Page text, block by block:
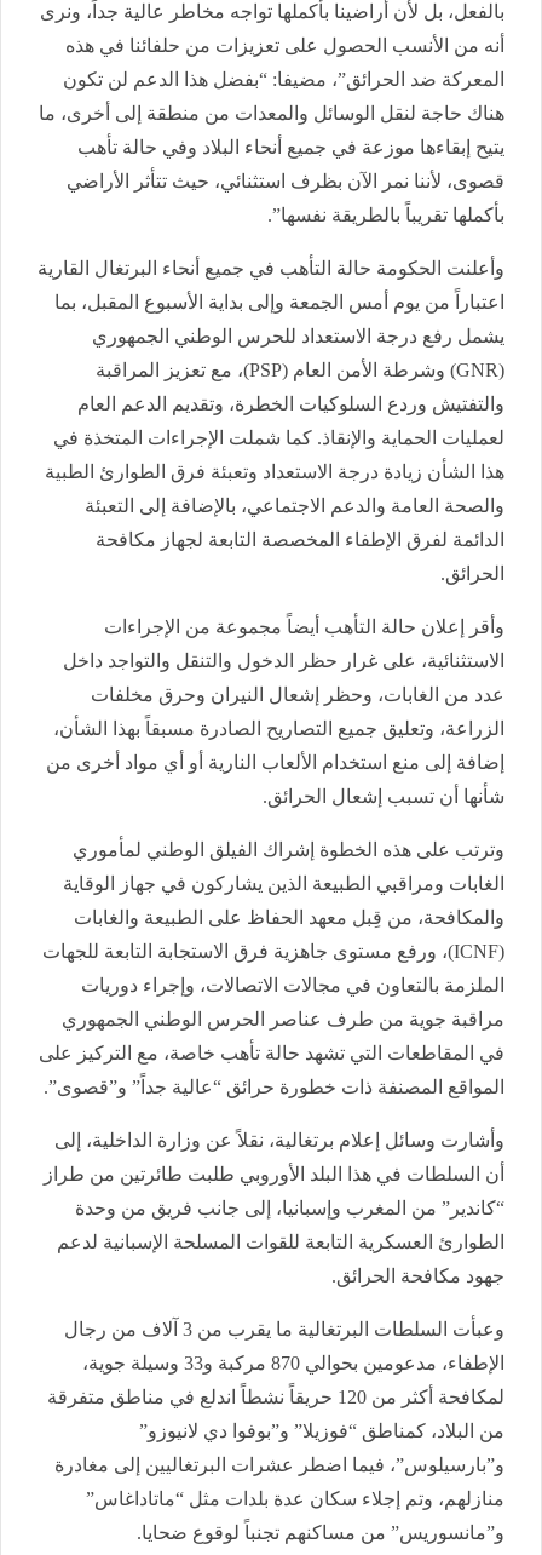
بالفعل، بل لأن أراضينا بأكملها تواجه مخاطر عالية جداً، ونرى
أنه من الأنسب الحصول على تعزيزات من حلفائنا في هذه
المعركة ضد الحرائق”، مضيفا: “بفضل هذا الدعم لن تكون
هناك حاجة لنقل الوسائل والمعدات من منطقة إلى أخرى، ما
يتيح إبقاءها موزعة في جميع أنحاء البلاد وفي حالة تأهب
قصوى، لأننا نمر الآن بظرف استثنائي، حيث تتأثر الأراضي
بأكملها تقريباً بالطريقة نفسها”.
وأعلنت الحكومة حالة التأهب في جميع أنحاء البرتغال القارية
اعتباراً من يوم أمس الجمعة وإلى بداية الأسبوع المقبل، بما
يشمل رفع درجة الاستعداد للحرس الوطني الجمهوري
(GNR) وشرطة الأمن العام (PSP)، مع تعزيز المراقبة
والتفتيش وردع السلوكيات الخطرة، وتقديم الدعم العام
لعمليات الحماية والإنقاذ. كما شملت الإجراءات المتخذة في
هذا الشأن زيادة درجة الاستعداد وتعبئة فرق الطوارئ الطبية
والصحة العامة والدعم الاجتماعي، بالإضافة إلى التعبئة
الدائمة لفرق الإطفاء المخصصة التابعة لجهاز مكافحة
الحرائق.
وأقر إعلان حالة التأهب أيضاً مجموعة من الإجراءات
الاستثنائية، على غرار حظر الدخول والتنقل والتواجد داخل
عدد من الغابات، وحظر إشعال النيران وحرق مخلفات
الزراعة، وتعليق جميع التصاريح الصادرة مسبقاً بهذا الشأن،
إضافة إلى منع استخدام الألعاب النارية أو أي مواد أخرى من
شأنها أن تسبب إشعال الحرائق.
وترتب على هذه الخطوة إشراك الفيلق الوطني لمأموري
الغابات ومراقبي الطبيعة الذين يشاركون في جهاز الوقاية
والمكافحة، من قِبل معهد الحفاظ على الطبيعة والغابات
(ICNF)، ورفع مستوى جاهزية فرق الاستجابة التابعة للجهات
الملزمة بالتعاون في مجالات الاتصالات، وإجراء دوريات
مراقبة جوية من طرف عناصر الحرس الوطني الجمهوري
في المقاطعات التي تشهد حالة تأهب خاصة، مع التركيز على
المواقع المصنفة ذات خطورة حرائق “عالية جداً” و”قصوى”.
وأشارت وسائل إعلام برتغالية، نقلاً عن وزارة الداخلية، إلى
أن السلطات في هذا البلد الأوروبي طلبت طائرتين من طراز
“كاندير” من المغرب وإسبانيا، إلى جانب فريق من وحدة
الطوارئ العسكرية التابعة للقوات المسلحة الإسبانية لدعم
جهود مكافحة الحرائق.
وعبأت السلطات البرتغالية ما يقرب من 3 آلاف من رجال
الإطفاء، مدعومين بحوالي 870 مركبة و33 وسيلة جوية،
لمكافحة أكثر من 120 حريقاً نشطاً اندلع في مناطق متفرقة
من البلاد، كمناطق “فوزيلا” و”بوفوا دي لانيوزو”
و”بارسيلوس”، فيما اضطر عشرات البرتغاليين إلى مغادرة
منازلهم، وتم إجلاء سكان عدة بلدات مثل “ماتاداغاس”
و”مانسوريس” من مساكنهم تجنباً لوقوع ضحايا.